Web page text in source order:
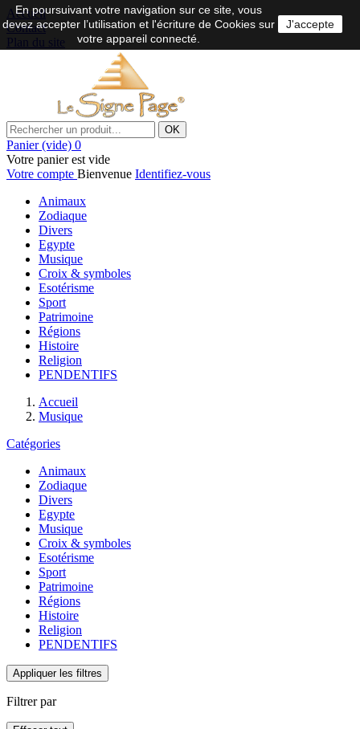
Accueil
Contact
Plan du site
OK
Panier (vide) 0
Votre panier est vide
Votre compte Bienvenue Identifiez-vous
Animaux
Zodiaque
Divers
Egypte
Musique
Croix & symboles
Esotérisme
Sport
Patrimoine
Régions
Histoire
Religion
PENDENTIFS
Accueil
Musique
Catégories
Animaux
Zodiaque
Divers
Egypte
Musique
Croix & symboles
Esotérisme
Sport
Patrimoine
Régions
Histoire
Religion
PENDENTIFS
Appliquer les filtres
Filtrer par
En poursuivant votre navigation sur ce site, vous
devez accepter l’utilisation et l'écriture de Cookies sur
votre appareil connecté.
J'accepte